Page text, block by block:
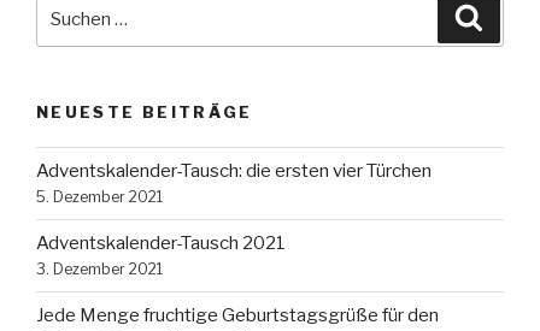
nach:
NEUESTE BEITRÄGE
Adventskalender-Tausch: die ersten vier Türchen
5. Dezember 2021
Adventskalender-Tausch 2021
3. Dezember 2021
Jede Menge fruchtige Geburtstagsgrüße für den